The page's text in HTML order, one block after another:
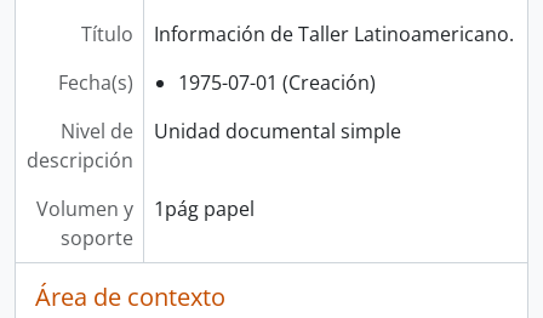
Título
Información de Taller Latinoamericano.
Fecha(s)
1975-07-01 (Creación)
Nivel de
descripción
Unidad documental simple
Volumen y
soporte
1pág papel
Área de contexto